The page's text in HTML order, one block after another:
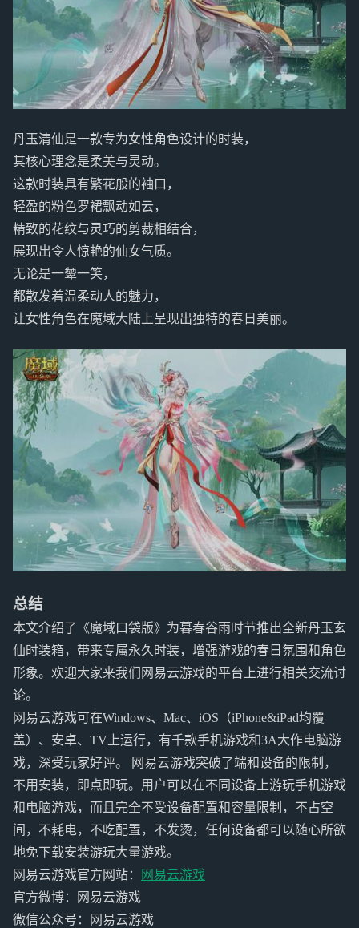
丹玉清仙是一款专为女性角色设计的时装，
其核心理念是柔美与灵动。
这款时装具有繁花般的袖口，
轻盈的粉色罗裙飘动如云，
精致的花纹与灵巧的剪裁相结合，
展现出令人惊艳的仙女气质。
无论是一颦一笑，
都散发着温柔动人的魅力，
让女性角色在魔域大陆上呈现出独特的春日美丽。
总结
本文介绍了《魔域口袋版》为暮春谷雨时节推出全新丹玉玄
仙时装箱，带来专属永久时装，增强游戏的春日氛围和角色
形象。欢迎大家来我们网易云游戏的平台上进行相关交流讨
论。
网易云游戏可在Windows、Mac、iOS（iPhone&iPad均覆
盖）、安卓、TV上运行，有千款手机游戏和3A大作电脑游
戏，深受玩家好评。 网易云游戏突破了端和设备的限制，
不用安装，即点即玩。用户可以在不同设备上游玩手机游戏
和电脑游戏，而且完全不受设备配置和容量限制，不占空
间，不耗电，不吃配置，不发烫，任何设备都可以随心所欲
地免下载安装游玩大量游戏。
网易云游戏官方网站：
网易云游戏
官方微博：网易云游戏
微信公众号：网易云游戏